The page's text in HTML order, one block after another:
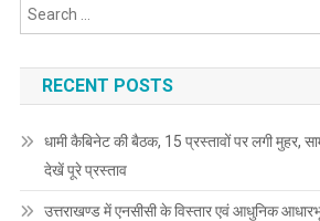
RECENT POSTS
धामी कैबिनेट की बैठक, 15 प्रस्तावों पर लगी मुहर,
देखें पूरे प्रस्ताव
उत्तराखण्ड में एनसीसी के विस्तार एवं आधुनिक